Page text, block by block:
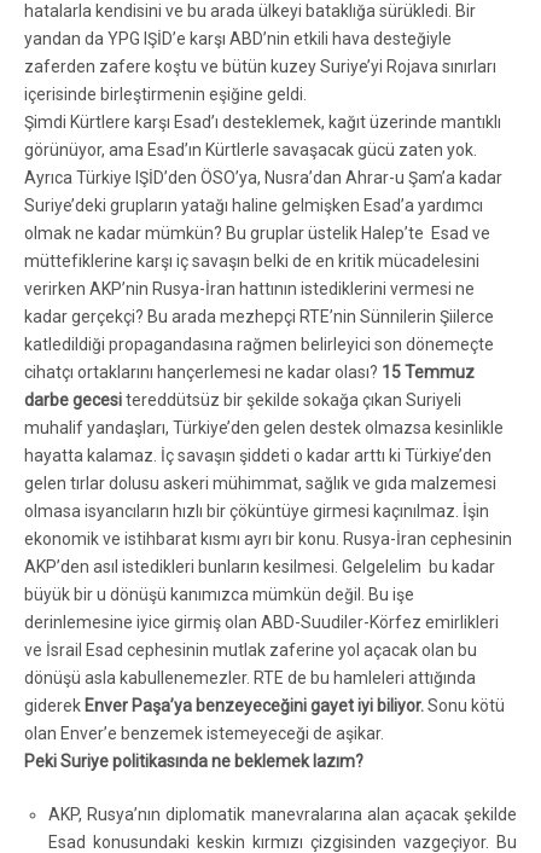
hatalarla kendisini ve bu arada ülkeyi bataklığa sürükledi. Bir
yandan da YPG IŞİD’e karşı ABD’nin etkili hava desteğiyle
zaferden zafere koştu ve bütün kuzey Suriye’yi Rojava sınırları
içerisinde birleştirmenin eşiğine geldi.
Şimdi Kürtlere karşı Esad’ı desteklemek, kağıt üzerinde mantıklı
görünüyor, ama Esad’ın Kürtlerle savaşacak gücü zaten yok.
Ayrıca Türkiye IŞİD’den ÖSO’ya, Nusra’dan Ahrar-u Şam’a kadar
Suriye’deki grupların yatağı haline gelmişken Esad’a yardımcı
olmak ne kadar mümkün? Bu gruplar üstelik Halep’te Esad ve
müttefiklerine karşı iç savaşın belki de en kritik mücadelesini
verirken AKP’nin Rusya-İran hattının istediklerini vermesi ne
kadar gerçekçi? Bu arada mezhepçi RTE’nin Sünnilerin Şiilerce
katledildiği propagandasına rağmen belirleyici son dönemeçte
cihatçı ortaklarını hançerlemesi ne kadar olası? 15 Temmuz
darbe gecesitereddütsüz bir şekilde sokağa çıkan Suriyeli
muhalif yandaşları, Türkiye’den gelen destek olmazsa kesinlikle
hayatta kalamaz. İç savaşın şiddeti o kadar arttı ki Türkiye’den
gelen tırlar dolusu askeri mühimmat, sağlık ve gıda malzemesi
olmasa isyancıların hızlı bir çöküntüye girmesi kaçınılmaz. İşin
ekonomik ve istihbarat kısmı ayrı bir konu. Rusya-İran cephesinin
AKP’den asıl istedikleri bunların kesilmesi. Gelgelelim bu kadar
büyük bir u dönüşü kanımızca mümkün değil. Bu işe
derinlemesine iyice girmiş olan ABD-Suudiler-Körfez emirlikleri
ve İsrail Esad cephesinin mutlak zaferine yol açacak olan bu
dönüşü asla kabullenemezler. RTE de bu hamleleri attığında
giderek Enver Paşa’ya benzeyeceğini gayet iyi biliyor.Sonu kötü
olan Enver’e benzemek istemeyeceği de aşikar.
Peki Suriye politikasında ne beklemek lazım?
AKP, Rusya’nın diplomatik manevralarına alan açacak şekilde
Esad konusundaki keskin kırmızı çizgisinden vazgeçiyor. Bu